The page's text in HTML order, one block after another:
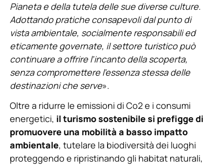
Pianeta e della tutela delle sue diverse culture.
Adottando pratiche consapevoli dal punto di
vista ambientale, socialmente responsabili ed
eticamente governate, il settore turistico può
continuare a offrire l’incanto della scoperta,
senza compromettere l’essenza stessa delle
destinazioni che serve».
Oltre a ridurre le emissioni di Co2 e i consumi
energetici, il turismo sostenibile si prefigge di
promuovere una mobilità a basso impatto
ambientale, tutelare la biodiversità dei luoghi
proteggendo e ripristinando gli habitat naturali,